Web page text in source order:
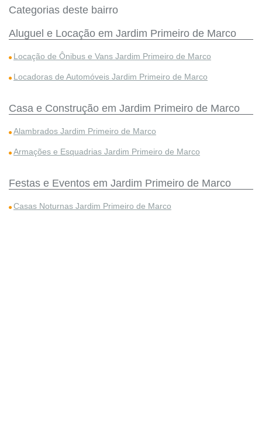
Categorias deste bairro
Aluguel e Locação em Jardim Primeiro de Marco
Locação de Ônibus e Vans Jardim Primeiro de Marco
Locadoras de Automóveis Jardim Primeiro de Marco
Casa e Construção em Jardim Primeiro de Marco
Alambrados Jardim Primeiro de Marco
Armações e Esquadrias Jardim Primeiro de Marco
Festas e Eventos em Jardim Primeiro de Marco
Casas Noturnas Jardim Primeiro de Marco